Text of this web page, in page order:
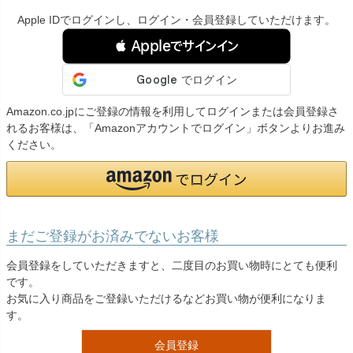
Apple IDでログインし、ログイン・会員登録していただけます。
 Appleでサインイン
Amazon.co.jpにご登録の情報を利用してログインまたは会員登録さ
れるお客様は、「Amazonアカウントでログイン」ボタンよりお進み
ください。
まだご登録がお済みでないお客様
会員登録をしていただきますと、二度目のお買い物時にとても便利
です。
お気に入り商品をご登録いただけるなどお買い物が便利になりま
す。
会員登録